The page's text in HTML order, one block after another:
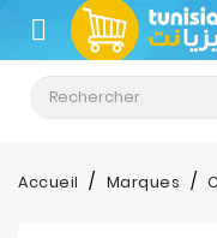
CATÉGORIE
Climatisation
Informatique
Accueil Marques